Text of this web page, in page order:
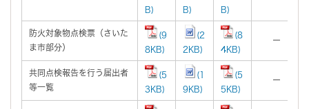
B)
B)
B)
防火対象物点検票（さいた
ま市部分）
(9
8KB)
(2
2KB)
(8
4KB)
ー
共同点検報告を行う届出者
等一覧
(5
3KB)
(1
9KB)
(5
5KB)
ー